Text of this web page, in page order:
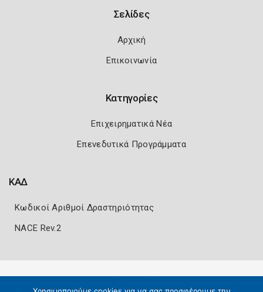
Σελίδες
Αρχική
Επικοινωνία
Κατηγορίες
Επιχειρηματικά Νέα
Επενεδυτικά Προγράμματα
ΚΑΔ
Κωδικοί Αριθμοί Δραστηριότητας
NACE Rev.2